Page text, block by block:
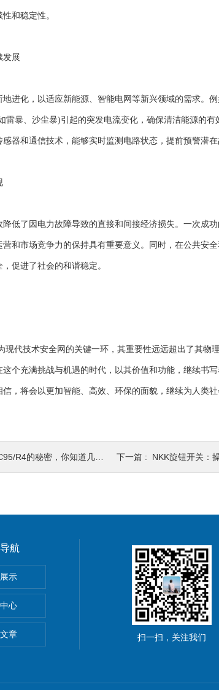
和稳定性。
展
化，以适应新能源、智能电网等新兴领域的需求。
雷暴、沙尘暴)引起的突发电流变化，确保清洁能源的
器和通信技术，能够实时监测电路状态，提前预警潜
了因电力故障导致的直接和间接经济损失。一次成
和市场竞争力的保持具有重要意义。同时，在公共安
促进了社会的和谐稳定。
技术安全网的关键一环，其重要性远远超出了其物
个充满挑战与机遇的时代，以其价值和功能，继续书
，将会以更加智能、高效、环保的面貌，继续为人类社
R4的秘密，你知道几个？ 下一篇 : NKK旋钮开关：
计数器
航
示
心
章 扫一扫，关注我们